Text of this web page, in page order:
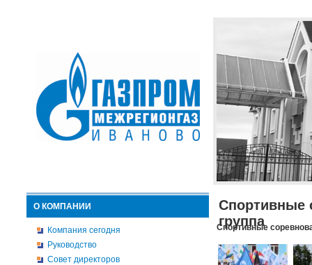
О КОМПАНИИ
Компания сегодня
Руководство
Совет директоров
Спортивные
группа
Спортивные